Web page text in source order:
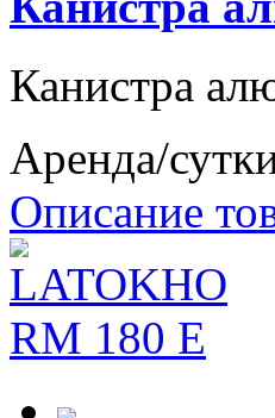
Канистра
Аренда/
Описание